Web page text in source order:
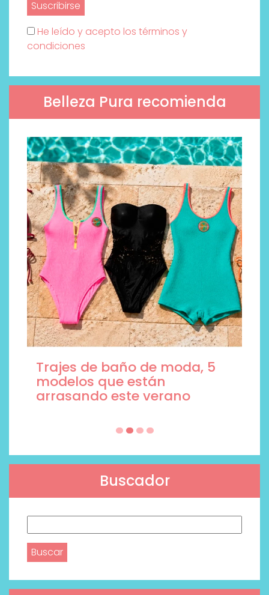
He leído y acepto los términos y
condiciones
Belleza Pura recomienda
Trajes de baño de moda, 5
modelos que están
arrasando este verano
Buscador